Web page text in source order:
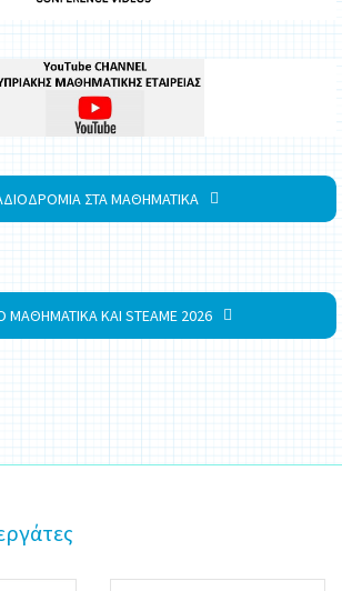
ΣΤΑ ΜΑΘΗΜΑΤΙΚΑ
ΚΑΙ STEAME 2026